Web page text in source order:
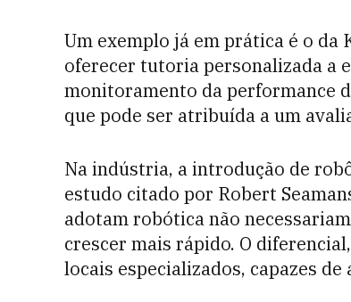
Um exemplo já em prática é o da
oferecer tutoria personalizada a
monitoramento da performance
que pode ser atribuída a um
Na indústria, a introdução de
estudo citado por Robert
adotam robótica não
crescer mais rápido. O
locais especializados, capazes